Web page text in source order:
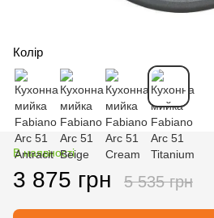
Колір
В наявності
3 875 грн 5 535 грн